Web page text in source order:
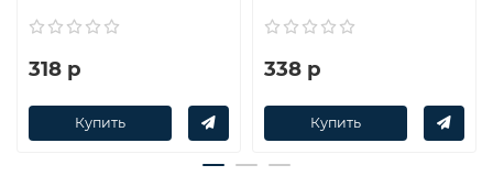
318 р
Купить
338 р
Купить